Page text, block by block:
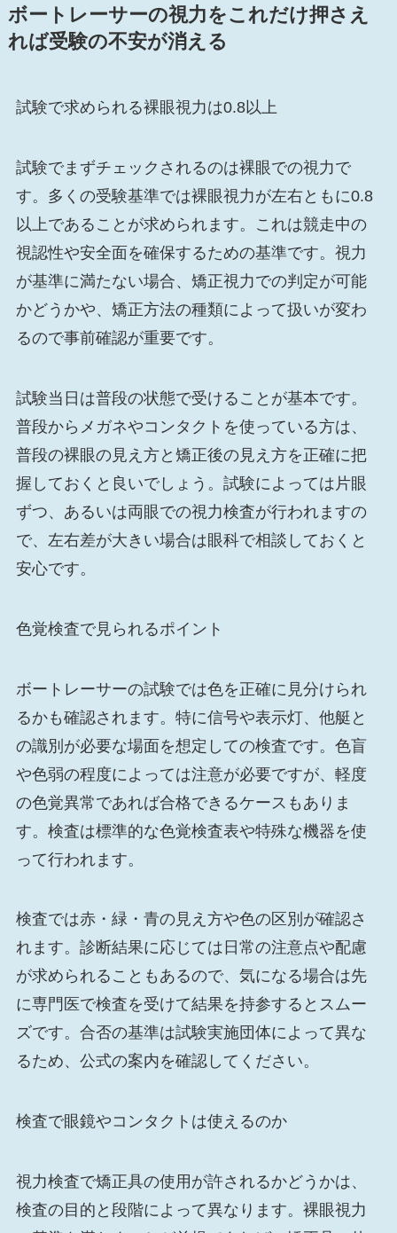
ボートレーサーの視力をこれだけ押さえ
れば受験の不安が消える
試験で求められる裸眼視力は0.8以上
試験でまずチェックされるのは裸眼での視力で
す。多くの受験基準では裸眼視力が左右ともに0.8
以上であることが求められます。これは競走中の
視認性や安全面を確保するための基準です。視力
が基準に満たない場合、矯正視力での判定が可能
かどうかや、矯正方法の種類によって扱いが変わ
るので事前確認が重要です。
試験当日は普段の状態で受けることが基本です。
普段からメガネやコンタクトを使っている方は、
普段の裸眼の見え方と矯正後の見え方を正確に把
握しておくと良いでしょう。試験によっては片眼
ずつ、あるいは両眼での視力検査が行われますの
で、左右差が大きい場合は眼科で相談しておくと
安心です。
色覚検査で見られるポイント
ボートレーサーの試験では色を正確に見分けられ
るかも確認されます。特に信号や表示灯、他艇と
の識別が必要な場面を想定しての検査です。色盲
や色弱の程度によっては注意が必要ですが、軽度
の色覚異常であれば合格できるケースもありま
す。検査は標準的な色覚検査表や特殊な機器を使
って行われます。
検査では赤・緑・青の見え方や色の区別が確認さ
れます。診断結果に応じては日常の注意点や配慮
が求められることもあるので、気になる場合は先
に専門医で検査を受けて結果を持参するとスムー
ズです。合否の基準は試験実施団体によって異な
るため、公式の案内を確認してください。
検査で眼鏡やコンタクトは使えるのか
視力検査で矯正具の使用が許されるかどうかは、
検査の目的と段階によって異なります。裸眼視力